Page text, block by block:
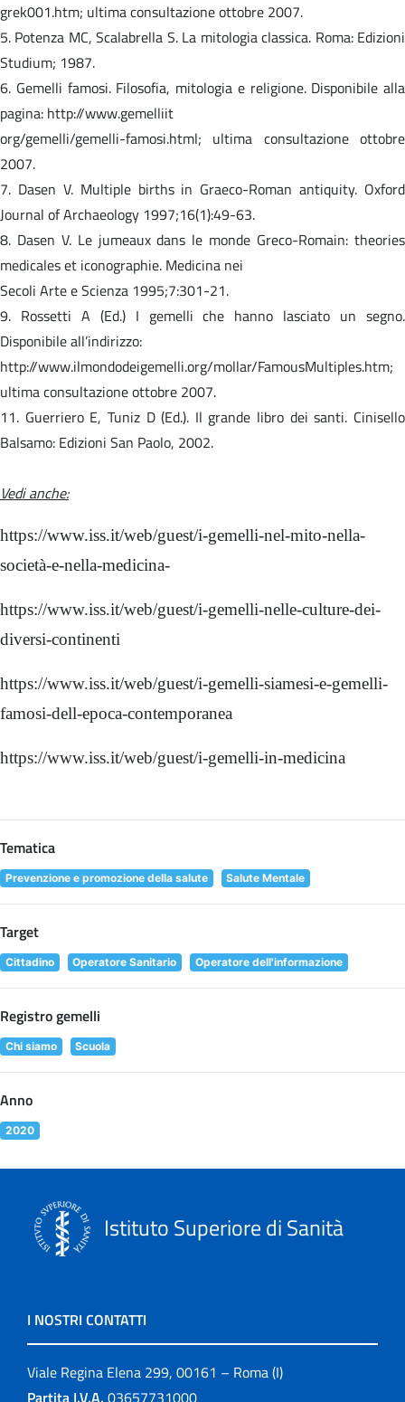
grek001.htm; ultima consultazione ottobre 2007.
5. Potenza MC, Scalabrella S. La mitologia classica. Roma: Edizioni
Studium; 1987.
6. Gemelli famosi. Filosofia, mitologia e religione. Disponibile alla
pagina: http://www.gemelliit
org/gemelli/gemelli-famosi.html; ultima consultazione ottobre
2007.
7. Dasen V. Multiple births in Graeco-Roman antiquity. Oxford
Journal of Archaeology 1997;16(1):49-63.
8. Dasen V. Le jumeaux dans le monde Greco-Romain: theories
medicales et iconographie. Medicina nei
Secoli Arte e Scienza 1995;7:301-21.
9. Rossetti A (Ed.) I gemelli che hanno lasciato un segno.
Disponibile all’indirizzo:
http://www.ilmondodeigemelli.org/mollar/FamousMultiples.htm;
ultima consultazione ottobre 2007.
11. Guerriero E, Tuniz D (Ed.). Il grande libro dei santi. Cinisello
Balsamo: Edizioni San Paolo, 2002.
Vedi anche:
https://www.iss.it/web/guest/i-gemelli-nel-mito-nella-
società-e-nella-medicina-
https://www.iss.it/web/guest/i-gemelli-nelle-culture-dei-
diversi-continenti
https://www.iss.it/web/guest/i-gemelli-siamesi-e-gemelli-
famosi-dell-epoca-contemporanea
https://www.iss.it/web/guest/i-gemelli-in-medicina
Tematica
Prevenzione e promozione della salute Salute Mentale
Target
Cittadino Operatore Sanitario Operatore dell'informazione
Registro gemelli
Chi siamo Scuola
Anno
2020
Istituto Superiore di Sanità
I NOSTRI CONTATTI
Viale Regina Elena 299, 00161 – Roma (I)
Partita I.V.A. 03657731000